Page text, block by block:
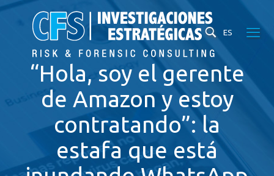
ES
“Hola, soy el gerente
de Amazon y estoy
contratando”: la
estafa que está